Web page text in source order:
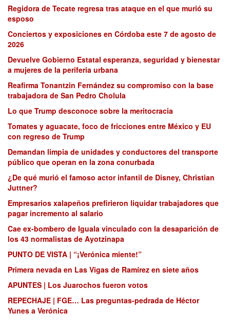
Regidora de Tecate regresa tras ataque en el que murió su
esposo
Conciertos y exposiciones en Córdoba este 7 de agosto de
2026
Devuelve Gobierno Estatal esperanza, seguridad y bienestar
a mujeres de la periferia urbana
Reafirma Tonantzin Fernández su compromiso con la base
trabajadora de San Pedro Cholula
Lo que Trump desconoce sobre la meritocracia
Tomates y aguacate, foco de fricciones entre México y EU
con regreso de Trump
Demandan limpia de unidades y conductores del transporte
público que operan en la zona conurbada
¿De qué murió el famoso actor infantil de Disney, Christian
Juttner?
Empresarios xalapeños prefirieron liquidar trabajadores que
pagar incremento al salario
Cae ex-bombero de Iguala vinculado con la desaparición de
los 43 normalistas de Ayotzinapa
PUNTO DE VISTA | “¡Verónica miente!”
Primera nevada en Las Vigas de Ramírez en siete años
APUNTES | Los Juarochos fueron votos
REPECHAJE | FGE… Las preguntas-pedrada de Héctor
Yunes a Verónica